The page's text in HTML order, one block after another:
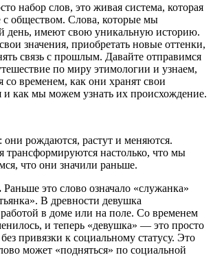
набор слов, это живая система, которая
с обществом. Слова, которые мы
день, имеют свою уникальную историю.
значения, приобретать новые оттенки,
связь с прошлым. Давайте отправимся
по миру этимологии и узнаем,
со временем, как они хранят свои
и как мы можем узнать их происхождение.
рождаются, растут и меняются.
трансформируются настолько, что мы
что они значили раньше.
Раньше это слово означало «служанка»
В древности девушка
работой в доме или на поле. Со временем
и теперь «девушка» — это просто
привязки к социальному статусу. Это
может «подняться» по социальной